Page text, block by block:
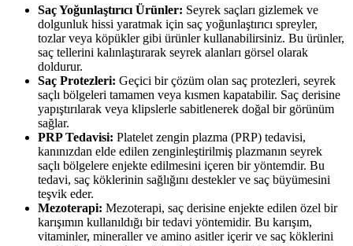
Saç Yoğunlaştırıcı Ürünler: Seyrek saçları gizlemek ve
dolgunluk hissi yaratmak için saç yoğunlaştırıcı spreyler,
tozlar veya köpükler gibi ürünler kullanabilirsiniz. Bu ürünler,
saç tellerini kalınlaştırarak seyrek alanları görsel olarak
doldurur.
Saç Protezleri: Geçici bir çözüm olan saç protezleri, seyrek
saçlı bölgeleri tamamen veya kısmen kapatabilir. Saç derisine
yapıştırılarak veya klipslerle sabitlenerek doğal bir görünüm
sağlar.
PRP Tedavisi: Platelet zengin plazma (PRP) tedavisi,
kanınızdan elde edilen zenginleştirilmiş plazmanın seyrek
saçlı bölgelere enjekte edilmesini içeren bir yöntemdir. Bu
tedavi, saç köklerinin sağlığını destekler ve saç büyümesini
teşvik eder.
Mezoterapi: Mezoterapi, saç derisine enjekte edilen özel bir
karışımın kullanıldığı bir tedavi yöntemidir. Bu karışım,
vitaminler, mineraller ve amino asitler içerir ve saç köklerini